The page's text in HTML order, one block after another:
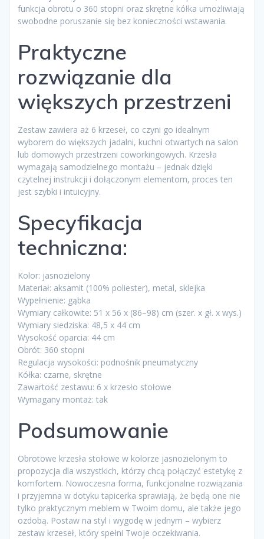
funkcja obrotu o 360 stopni oraz skrętne kółka umożliwiają
swobodne poruszanie się bez konieczności wstawania.
Praktyczne
rozwiązanie dla
większych przestrzeni
Zestaw zawiera aż 6 krzeseł, co czyni go idealnym
wyborem do większych jadalni, kuchni otwartych na salon
lub domowych przestrzeni coworkingowych. Krzesła
wymagają samodzielnego montażu – jednak dzięki
czytelnej instrukcji i dołączonym elementom, proces ten
jest szybki i intuicyjny.
Specyfikacja
techniczna:
Kolor: jasnozielony
Materiał: aksamit (100% poliester), metal, sklejka
Wypełnienie: gąbka
Wymiary całkowite: 51 x 56 x (86–98) cm (szer. x gł. x wys.)
Wymiary siedziska: 48,5 x 44 cm
Wysokość oparcia: 44 cm
Obrót: 360 stopni
Regulacja wysokości: podnośnik pneumatyczny
Kółka: czarne, skrętne
Zawartość zestawu: 6 x krzesło stołowe
Wymagany montaż: tak
Podsumowanie
Obrotowe krzesła stołowe w kolorze jasnozielonym to
propozycja dla wszystkich, którzy chcą połączyć estetykę z
komfortem. Nowoczesna forma, funkcjonalne rozwiązania
i przyjemna w dotyku tapicerka sprawiają, że będą one nie
tylko praktycznym meblem w Twoim domu, ale także jego
ozdobą. Postaw na styl i wygodę w jednym – wybierz
zestaw krzeseł, który spełni Twoje oczekiwania.